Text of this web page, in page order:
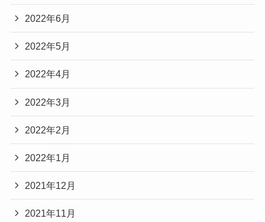
2022年6月
2022年5月
2022年4月
2022年3月
2022年2月
2022年1月
2021年12月
2021年11月